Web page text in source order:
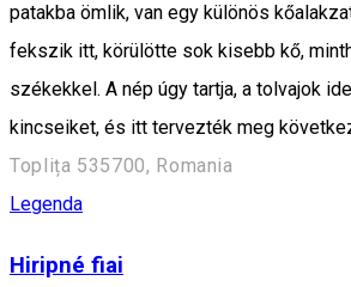
patakba ömlik, van egy különös
fekszik itt, körülötte sok kisebb kő,
székekkel. A nép úgy tartja, a tolvajok
kincseiket, és itt tervezték meg
Toplița 535700, Romania
Legenda
Hiripné fiai